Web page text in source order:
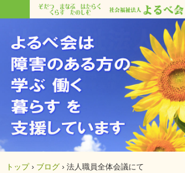
トップ › ブログ › 法人職員全体会議にて